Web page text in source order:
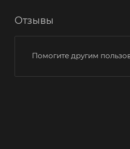
Отзывы
Помогите другим